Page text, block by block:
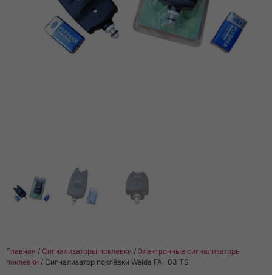
Главная / Сигнализаторы поклевки / Электронные сигнализаторы
поклевки / Сигнализатор поклёвки Weida FA- 03 TS